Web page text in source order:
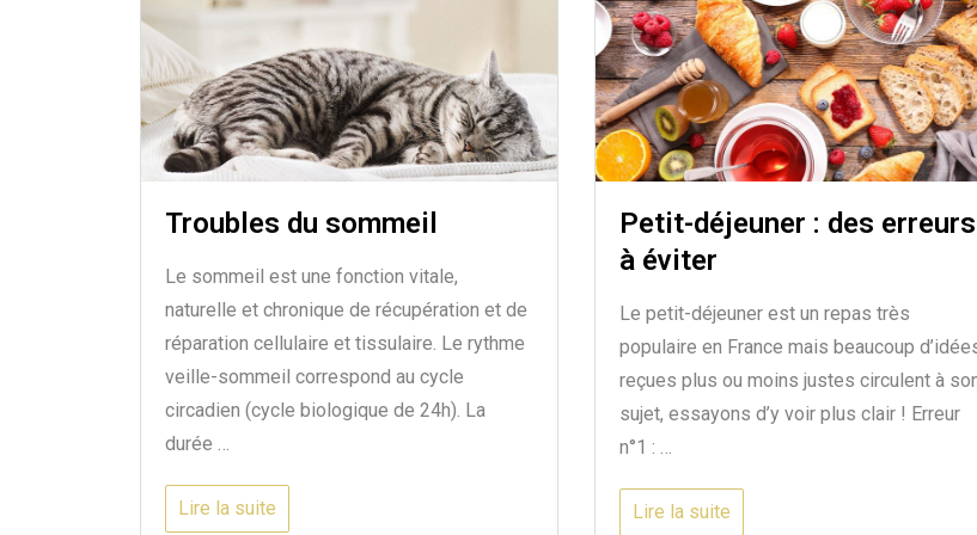
Troubles du sommeil
naturelle et chronique de récupération et de
circadien (cycle biologique de 24h). La
durée …
Lire la suite
Petit-déjeuner : des erreurs
à éviter
Le petit-déjeuner est un repas très
populaire en France mais beaucoup d’idées
sujet, essayons d’y voir plus clair ! Erreur
n°1 : …
Lire la suite